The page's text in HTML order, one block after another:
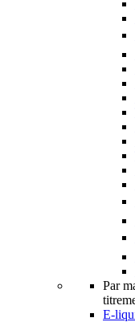
Par
E-